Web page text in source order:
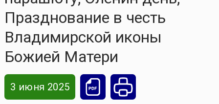
Празднование в честь
Владимирской иконы
Божией Матери
3 июня 2025